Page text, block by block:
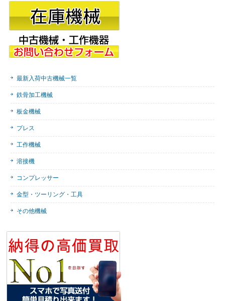
最新入荷中古機械一覧
鉄骨加工機械
板金機械
プレス
工作機械
溶接機
コンプレッサー
金型・ツーリング・工具
その他機械